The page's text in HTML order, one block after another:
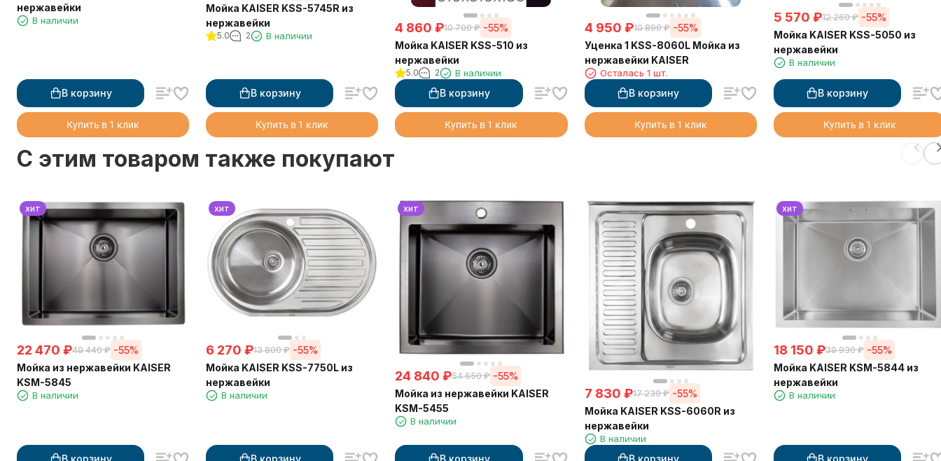
нержавейки
В наличии
В корзину
Купить в 1 клик
Мойка KAISER KSS-5745R из
нержавейки
5.0 2 В наличии
В корзину
Купить в 1 клик
4 860 ₽10 700 ₽ -55%
Мойка KAISER KSS-510 из
нержавейки
5.0 2 В наличии
В корзину
Купить в 1 клик
4 950 ₽10 890 ₽ -55%
Уценка 1 KSS-8060L Мойка из
нержавейки KAISER
Осталась 1 шт.
В корзину
Купить в 1 клик
5 570 ₽12 260 ₽ -55%
Мойка KAISER KSS-5050 из
нержавейки
В наличии
В корзину
Купить в 1 клик
C этим товаром также покупают
хит
22 470 ₽49 440 ₽ -55%
Мойка из нержавейки KAISER
KSM-5845
В наличии
В корзину
хит
6 270 ₽13 800 ₽ -55%
Мойка KAISER KSS-7750L из
нержавейки
В наличии
В корзину
хит
24 840 ₽54 650 ₽ -55%
Мойка из нержавейки KAISER
KSM-5455
В наличии
В корзину
7 830 ₽17 230 ₽ -55%
Мойка KAISER KSS-6060R из
нержавейки
В наличии
В корзину
хит
18 150 ₽39 930 ₽ -55%
Мойка KAISER KSM-5844 из
нержавейки
В наличии
В корзину